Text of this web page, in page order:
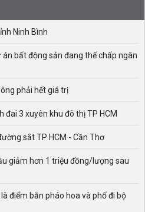
Ninh Bình
bất động sản đang thế chấp ngân
phải hết giá trị
3 xuyên khu đô thị TP HCM
sắt TP HCM - Cần Thơ
giảm hơn 1 triệu đồng/lượng sau
điểm bắn pháo hoa và phố đi bộ